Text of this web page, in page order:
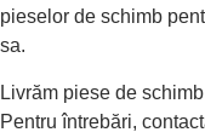
pieselor de schimb
sa.
Livrăm piese de
Pentru întrebări,